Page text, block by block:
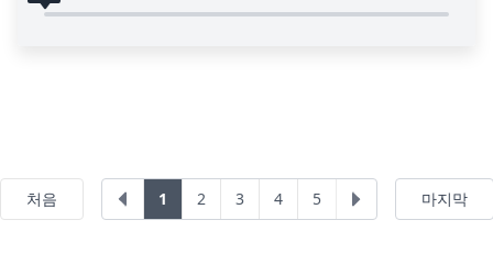
처음 이전 1 2 3 4 5 다음 마지막